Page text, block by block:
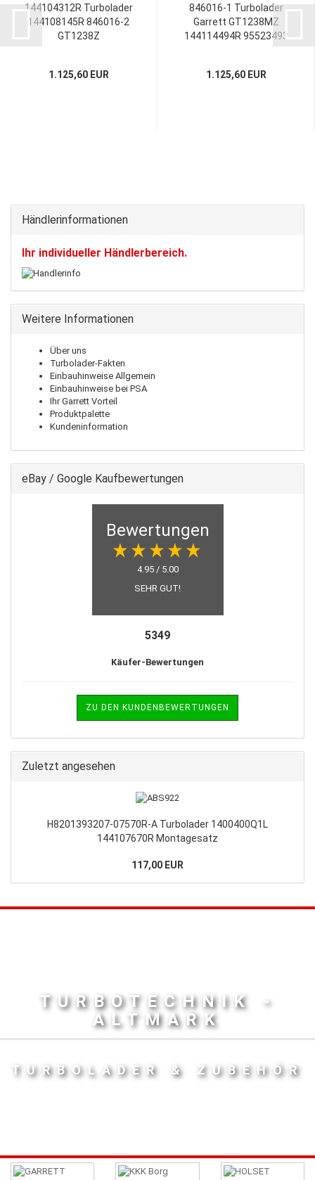
144104312R Turbolader
144108145R 846016-2
GT1238Z
1.125,60 EUR
846016-1 Turbolader
Garrett GT1238MZ
144114494R 95523493
1.125,60 EUR
Händlerinformationen
Ihr individueller Händlerbereich.
Weitere Informationen
Über uns
Turbolader-Fakten
Einbauhinweise Allgemein
Einbauhinweise bei PSA
Ihr Garrett Vorteil
Produktpalette
Kundeninformation
eBay / Google Kaufbewertungen
Bewertungen
4.95 / 5.00
SEHR GUT!
5349
Käufer-Bewertungen
ZU DEN KUNDENBEWERTUNGEN
Zuletzt angesehen
H8201393207-07570R-A Turbolader 1400400Q1L
144107670R Montagesatz
117,00 EUR
TURBOTECHNIK -
ALTMARK
TURBOLADER & ZUBEHÖR